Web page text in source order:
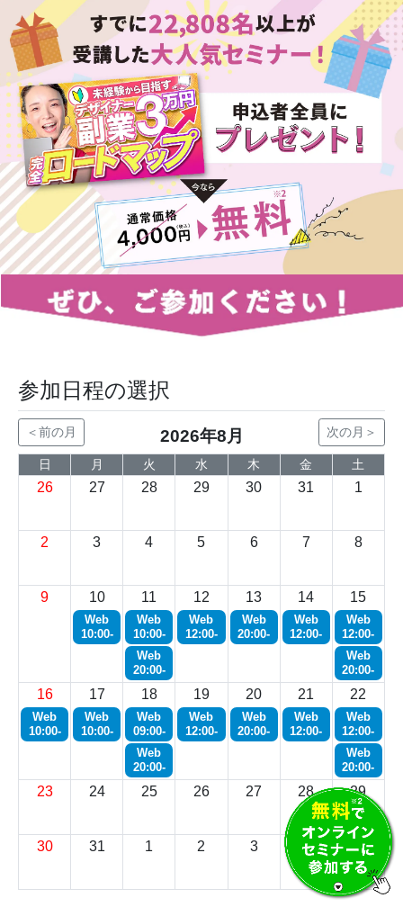
参加日程の選択
＜前の月 2026年8月 次の月＞
日 月 火 水 木 金 土
26 27 28 29 30 31 1
2 3 4 5 6 7 8
9 10
Web
10:00-
11
Web
10:00-
Web
20:00-
12
Web
12:00-
13
Web
20:00-
14
Web
12:00-
15
Web
12:00-
Web
20:00-
16
Web
10:00-
17
Web
10:00-
18
Web
09:00-
Web
20:00-
19
Web
12:00-
20
Web
20:00-
21
Web
12:00-
22
Web
12:00-
Web
20:00-
23 24 25 26 27 28 29
30 31 1 2 3 4 5